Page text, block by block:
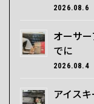
2026.08.6
オーサ
でに
2026.08.4
アイス